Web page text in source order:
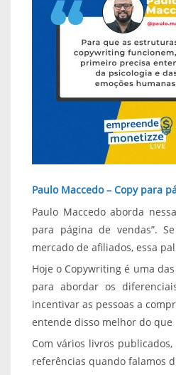
Paulo Maccedo – Copy para
Paulo Maccedo aborda
para página de vendas”.
mercado de afiliados, essa
Hoje o Copywriting é uma
para abordar os
incentivar as pessoas a
entende disso melhor do que
Com vários livros
referências quando falamos